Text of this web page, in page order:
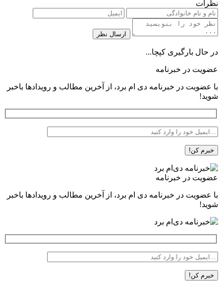
نظرات
در حال بارگیری کپچا...
عضویت در خبرنامه
با عضویت در خبرنامه دی ام برد، از آخرین مطالب و رویدادها باخبر
شوید!
عضویت در خبرنامه
با عضویت در خبرنامه دی ام برد، از آخرین مطالب و رویدادها باخبر
شوید!